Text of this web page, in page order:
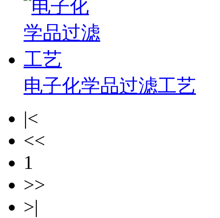
电子化学品过滤工艺
|<
<<
1
>>
>|